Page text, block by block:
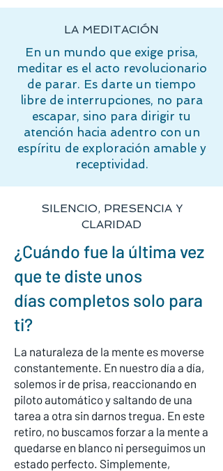
LA MEDITACIÓN
En un mundo que exige prisa,
meditar es el acto revolucionario
de parar. Es darte un tiempo
libre de interrupciones, no para
escapar, sino para dirigir tu
atención hacia adentro con un
espíritu de exploración amable y
receptividad.
SILENCIO, PRESENCIA Y
CLARIDAD
¿Cuándo fue la última vez
que te diste unos
días completos solo para
ti?
La naturaleza de la mente es moverse
constantemente. En nuestro día a día,
solemos ir de prisa, reaccionando en
piloto automático y saltando de una
tarea a otra sin darnos tregua. En este
retiro, no buscamos forzar a la mente a
quedarse en blanco ni perseguimos un
estado perfecto. Simplemente,